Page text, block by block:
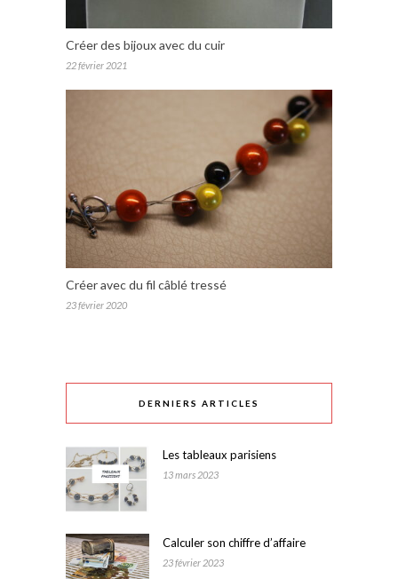
Créer des bijoux avec du cuir
22 février 2021
Créer avec du fil câblé tressé
23 février 2020
DERNIERS ARTICLES
Les tableaux parisiens
13 mars 2023
Calculer son chiffre d’affaire
23 février 2023